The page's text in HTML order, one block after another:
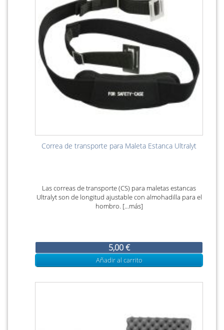
Correa de transporte para Maleta Estanca Ultralyt
Las correas de transporte (CS) para maletas estancas
Ultralyt son de longitud ajustable con almohadilla para el
hombro. [...más]
5,00 €
Añadir al carrito